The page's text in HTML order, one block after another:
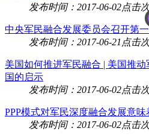
发布时间：2017-06-02点击
中央军民融合发展委员会召开第
发布时间：2017-06-21 点击
美国如何推进军民融合 | 美国推
国的启示
发布时间：2017-06-02点击
PPP模式对军民深度融合发展意味
发布时间：2017-06-02点击